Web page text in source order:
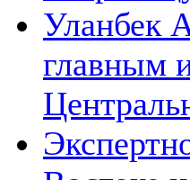
Уланбек
главным